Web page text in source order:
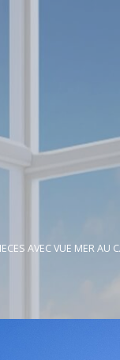
AVEC VUE MER AU